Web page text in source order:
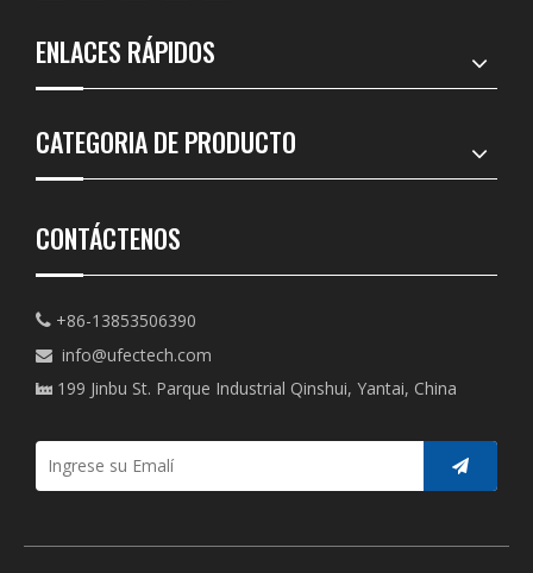
ENLACES RÁPIDOS
CATEGORIA DE PRODUCTO
CONTÁCTENOS
 +86-13853506390
 info@ufectech.com
 199 Jinbu St. Parque Industrial Qinshui, Yantai, China